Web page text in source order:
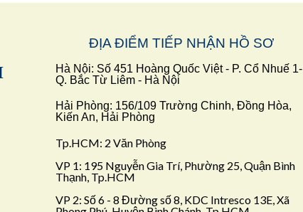
ĐỊA ĐIỂM TIẾP NHẬN HỒ SƠ
Hà Nội: Số 451 Hoàng Quốc Việt - P. Cổ Nhuế 1-
Q. Bắc Từ Liêm - Hà Nội
Hải Phòng: 156/109 Trường Chinh, Đồng Hòa,
Kiến An, Hải Phòng
Tp.HCM: 2 Văn Phòng
VP 1: 195 Nguyễn Gia Trí, Phường 25, Quận Bình
Thạnh, Tp.HCM
VP 2: Số 6 - 8 Đường số 8, KDC Intresco 13E, Xã